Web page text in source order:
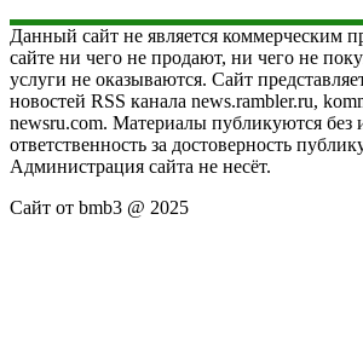
Данный сайт не является коммерческим
сайте ни чего не продают, ни чего не
услуги не оказываются. Сайт
новостей RSS канала news.rambler.ru,
newsru.com. Материалы публикуются без
ответственность за достоверность
Администрация сайта не несёт.
Сайт от bmb3 @ 2025